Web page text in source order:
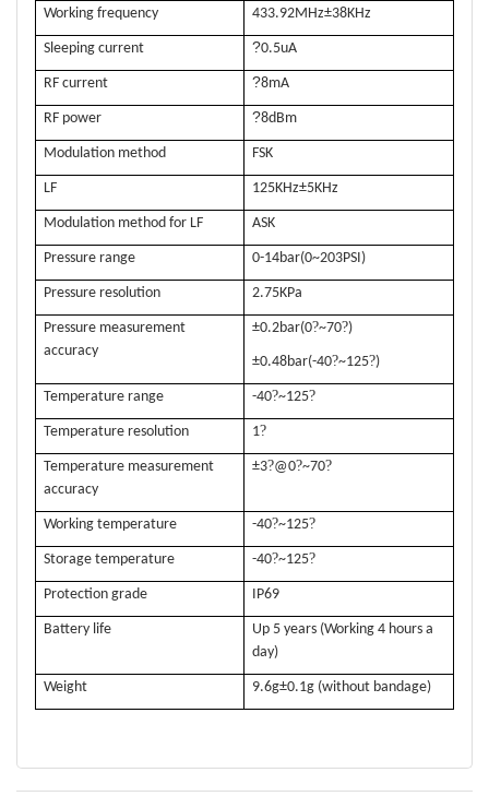
Working frequency 433.92MHz±38KHz
Sleeping current ?0.5uA
RF current ?8mA
RF power ?8dBm
Modulation method FSK
LF 125KHz±5KHz
Modulation method for LF ASK
Pressure range 0-14bar(0~203PSI)
Pressure resolution 2.75KPa
Pressure measurement
accuracy
±0.2bar(0?~70?)
±0.48bar(-40?~125?)
Temperature range -40?~125?
Temperature resolution 1?
Temperature measurement
accuracy
±3?@0?~70?
Working temperature -40?~125?
Storage temperature -40?~125?
Protection grade IP69
Battery life
Up 5 years (Working 4 hours a
day)
Weight 9.6g±0.1g (without bandage)